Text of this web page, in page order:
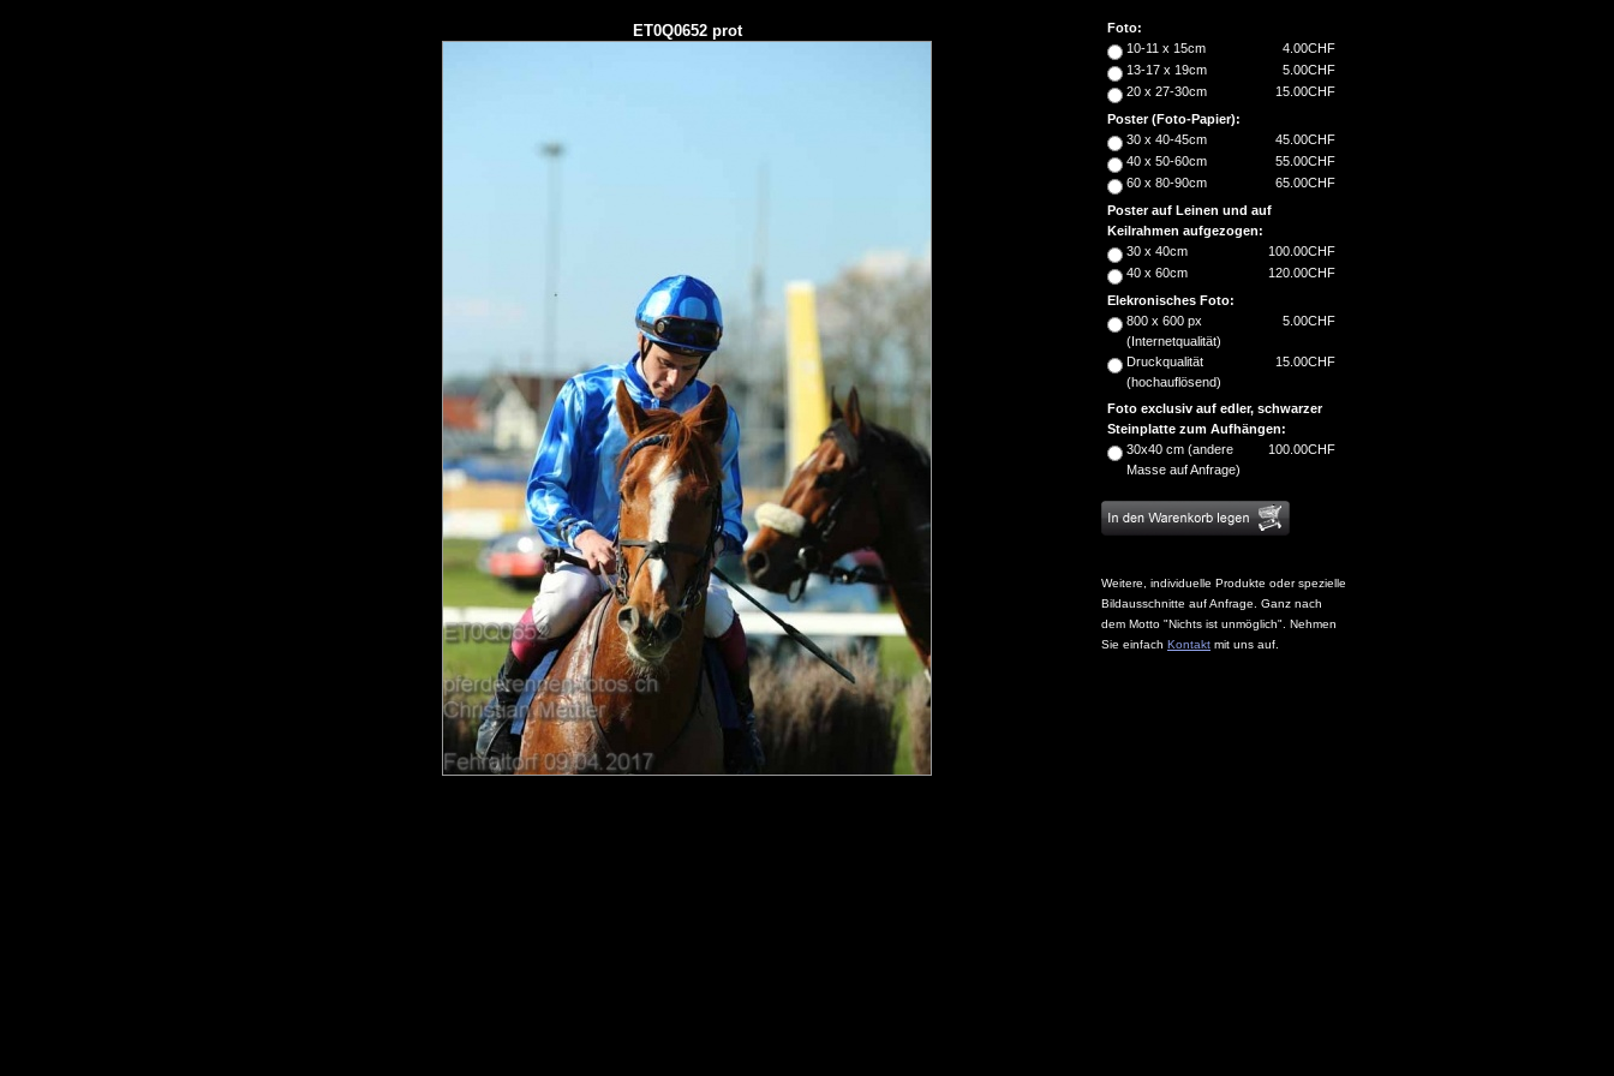
ET0Q0652 prot
Foto:
10-11 x 15cm
4.00CHF
13-17 x 19cm
5.00CHF
20 x 27-30cm
15.00CHF
Poster (Foto-Papier):
30 x 40-45cm
45.00CHF
40 x 50-60cm
55.00CHF
60 x 80-90cm
65.00CHF
Poster auf Leinen und auf
Keilrahmen aufgezogen:
30 x 40cm
100.00CHF
40 x 60cm
120.00CHF
Elekronisches Foto:
800 x 600 px
(Internetqualität)
5.00CHF
Druckqualität
(hochauflösend)
15.00CHF
Foto exclusiv auf edler, schwarzer
Steinplatte zum Aufhängen:
30x40 cm (andere
Masse auf Anfrage)
100.00CHF
Weitere, individuelle Produkte oder spezielle
Bildausschnitte auf Anfrage. Ganz nach
dem Motto "Nichts ist unmöglich". Nehmen
Sie einfach Kontakt mit uns auf.